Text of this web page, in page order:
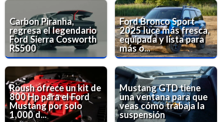
Carbon Piranha,
regresa el legendario
Ford Sierra Cosworth
RS500
Ford Bronco Sport
2025 luce más fresca,
equipada y lista para
más o...
Roush ofrece un kit de
800 Hp para el Ford
Mustang por solo
1,000 d...
Mustang GTD tiene
una ventana para que
veas cómo trabaja la
suspensión